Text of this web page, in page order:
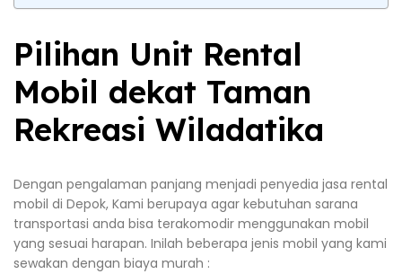
Pilihan Unit Rental
Mobil dekat Taman
Rekreasi Wiladatika
Dengan pengalaman panjang menjadi penyedia jasa rental
mobil di Depok, Kami berupaya agar kebutuhan sarana
transportasi anda bisa terakomodir menggunakan mobil
yang sesuai harapan. Inilah beberapa jenis mobil yang kami
sewakan dengan biaya murah :